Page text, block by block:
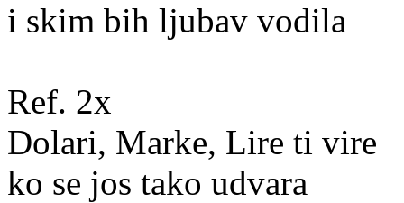
i skim bih ljubav vodila
Ref. 2x
Dolari, Marke, Lire ti vire
ko se jos tako udvara